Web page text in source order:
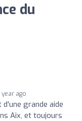
du
year ago
grande aide
Aix, et toujours